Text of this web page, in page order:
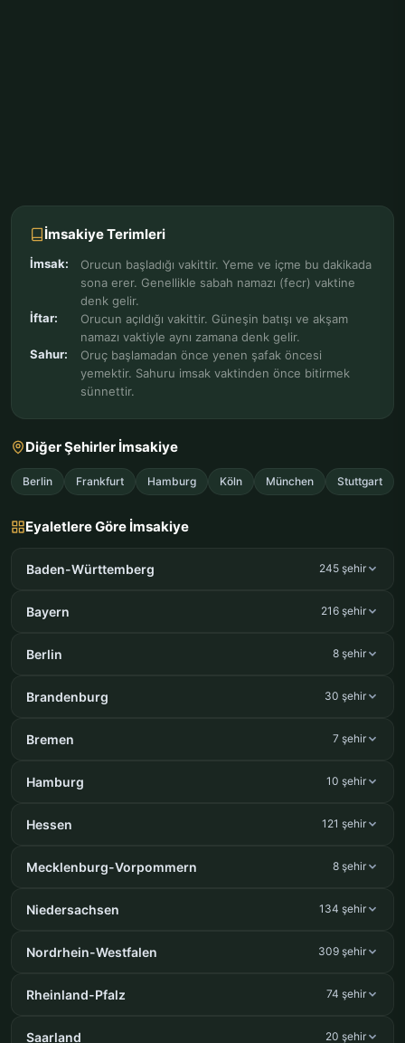
İmsakiye Terimleri
İmsak:
Orucun başladığı vakittir. Yeme ve içme bu dakikada
sona erer. Genellikle sabah namazı (fecr) vaktine
denk gelir.
İftar:
Orucun açıldığı vakittir. Güneşin batışı ve akşam
namazı vaktiyle aynı zamana denk gelir.
Sahur:
Oruç başlamadan önce yenen şafak öncesi
yemektir. Sahuru imsak vaktinden önce bitirmek
sünnettir.
Diğer Şehirler İmsakiye
Berlin Frankfurt Hamburg Köln München Stuttgart
Eyaletlere Göre İmsakiye
Baden-Württemberg 245 şehir
Bayern 216 şehir
Berlin 8 şehir
Brandenburg 30 şehir
Bremen 7 şehir
Hamburg 10 şehir
Hessen 121 şehir
Mecklenburg-Vorpommern 8 şehir
Niedersachsen 134 şehir
Nordrhein-Westfalen 309 şehir
Rheinland-Pfalz 74 şehir
Saarland 20 şehir